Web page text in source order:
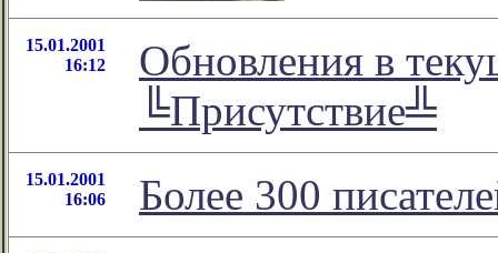
15.01.2001
16:12
Обновления в
╚Присутствие╩
15.01.2001
16:06
Более 300